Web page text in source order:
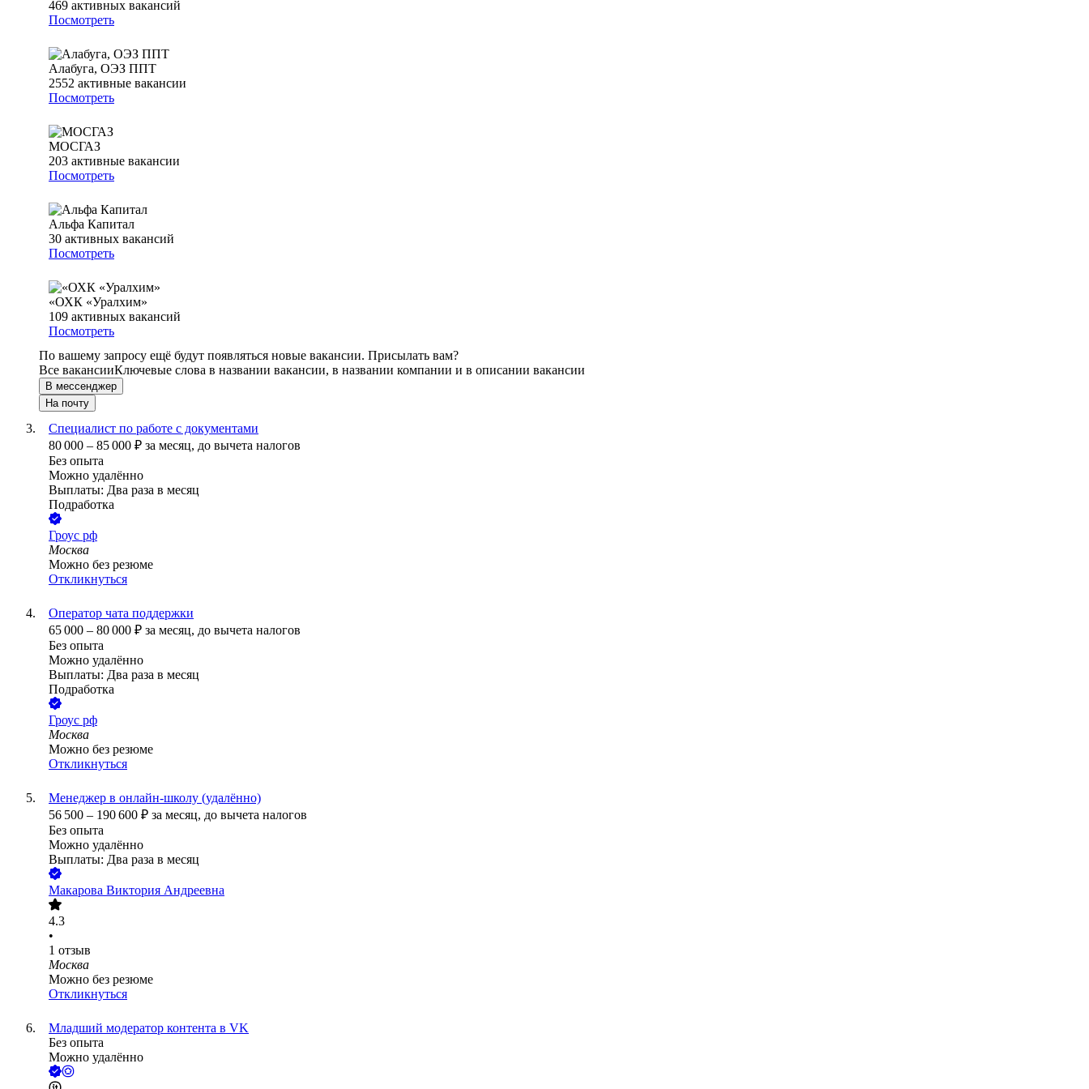
469 активных вакансий
Посмотреть
Алабуга, ОЭЗ ППТ
2552 активные вакансии
Посмотреть
МОСГАЗ
203 активные вакансии
Посмотреть
Альфа Капитал
30 активных вакансий
Посмотреть
«ОХК «Уралхим»
109 активных вакансий
Посмотреть
По вашему запросу ещё будут появляться новые вакансии. Присылать вам?
Все вакансииКлючевые слова в названии вакансии, в названии компании и в описании вакансии
В мессенджер
На почту
Специалист по работе с документами
80 000 – 85 000 ₽ за месяц, до вычета налогов
Без опыта
Можно удалённо
Выплаты: Два раза в месяц
Подработка
Гроус рф
Москва
Можно без резюме
Откликнуться
Оператор чата поддержки
65 000 – 80 000 ₽ за месяц, до вычета налогов
Без опыта
Можно удалённо
Выплаты: Два раза в месяц
Подработка
Гроус рф
Москва
Можно без резюме
Откликнуться
Менеджер в онлайн-школу (удалённо)
56 500 – 190 600 ₽ за месяц, до вычета налогов
Без опыта
Можно удалённо
Выплаты: Два раза в месяц
Макарова Виктория Андреевна
4.3
•
1 отзыв
Москва
Можно без резюме
Откликнуться
Младший модератор контента в VK
Без опыта
Можно удалённо